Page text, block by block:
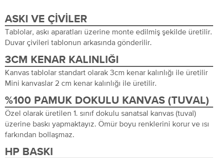
ASKI VE ÇIVILER
Tablolar, askı aparatları üzerine monte edilmiş şekilde üretilir.
Duvar çivileri tablonun arkasında gönderilir.
3CM KENAR KALINLIĞI
Kanvas tablolar standart olarak 3cm kenar kalınlığı ile üretilir
Mini kanvaslar 2 cm kenar kalınlığı ile üretilir.
%100 PAMUK DOKULU KANVAS (TUVAL)
Özel olarak üretilen 1. sınıf dokulu sanatsal kanvas (tuval)
üzerine baskı yapmaktayız. Ömür boyu renklerini korur ve ısı
farkından bollaşmaz.
HP BASKI